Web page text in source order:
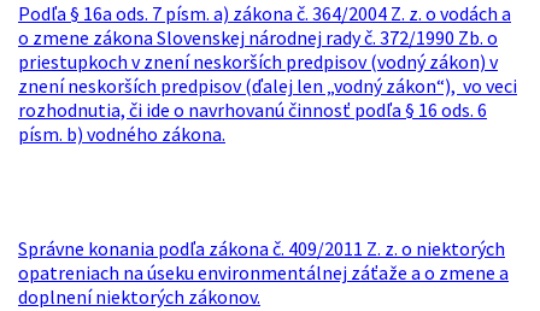
Podľa § 16a ods. 7 písm. a) zákona č. 364/2004 Z. z. o vodách a
o zmene zákona Slovenskej národnej rady č. 372/1990 Zb. o
priestupkoch v znení neskorších predpisov (vodný zákon) v
znení neskorších predpisov (ďalej len „vodný zákon“), vo veci
rozhodnutia, či ide o navrhovanú činnosť podľa § 16 ods. 6
písm. b) vodného zákona.
Správne konania podľa zákona č. 409/2011 Z. z. o niektorých
opatreniach na úseku environmentálnej záťaže a o zmene a
doplnení niektorých zákonov.